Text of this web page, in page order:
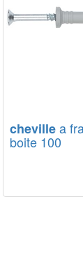
chevillea
boite 100